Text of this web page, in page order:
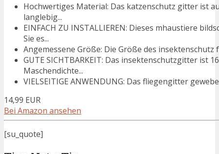
Hochwertiges Material: Das katzenschutz gitter ist
langlebig...
EINFACH ZU INSTALLIEREN: Dieses mhaustiere
Sie es...
Angemessene Größe: Die Größe des
GUTE SICHTBARKEIT: Das insektenschutzgitter ist
Maschendichte...
VIELSEITIGE ANWENDUNG: Das fliegengitter
14,99 EUR
Bei Amazon ansehen
[su_quote]